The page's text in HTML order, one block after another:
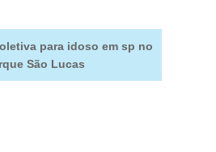
para idoso em sp no
São Lucas